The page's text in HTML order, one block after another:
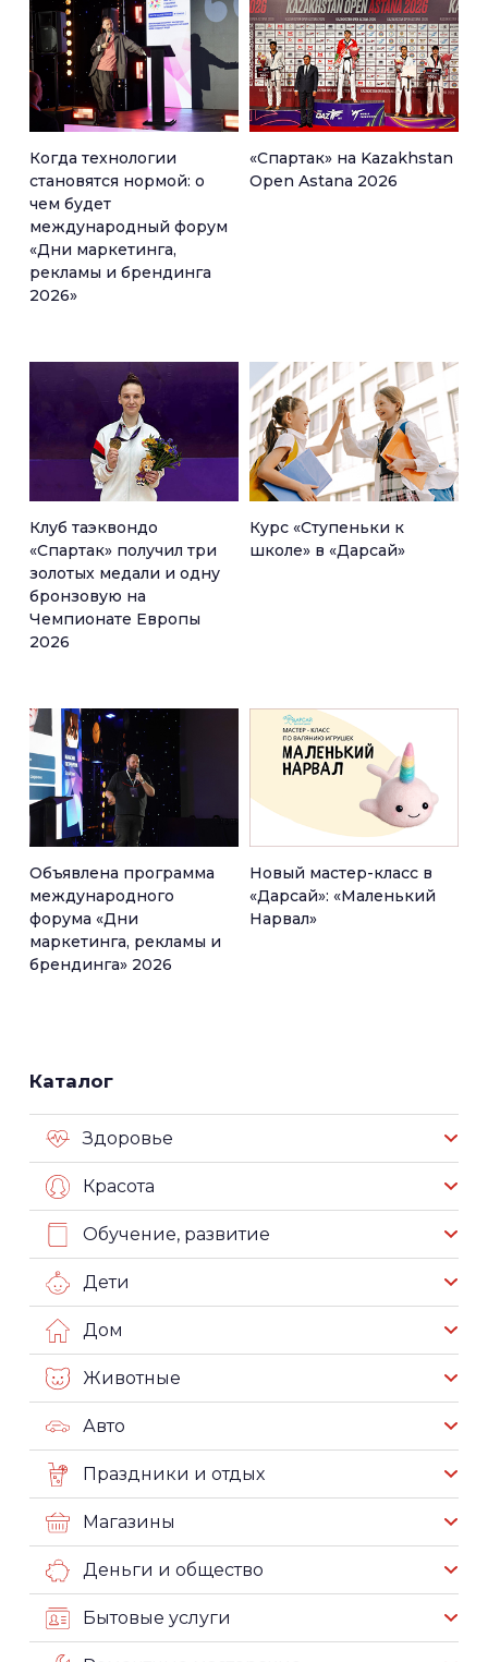
Когда технологии
становятся нормой: о
чем будет
международный форум
«Дни маркетинга,
рекламы и брендинга
2026»
«Спартак» на Kazakhstan
Open Astana 2026
Клуб таэквондо
«Спартак» получил три
золотых медали и одну
бронзовую на
Чемпионате Европы
2026
Курс «Ступеньки к
школе» в «Дарсай»
Объявлена программа
международного
форума «Дни
маркетинга, рекламы и
брендинга» 2026
Новый мастер-класс в
«Дарсай»: «Маленький
Нарвал»
Каталог
Здоровье
Красота
Обучение, развитие
Дети
Дом
Животные
Авто
Праздники и отдых
Магазины
Деньги и общество
Бытовые услуги